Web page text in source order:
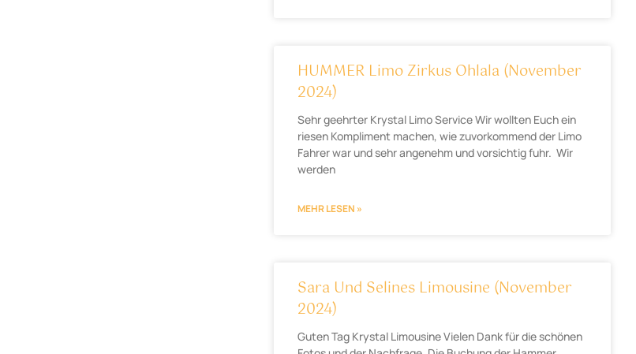
HUMMER Limo Zirkus Ohlala (November
2024)
Sehr geehrter Krystal Limo Service Wir wollten Euch ein
riesen Kompliment machen, wie zuvorkommend der Limo
Fahrer war und sehr angenehm und vorsichtig fuhr. Wir
werden
MEHR LESEN »
Sara Und Selines Limousine (November
2024)
Guten Tag Krystal Limousine Vielen Dank für die schönen